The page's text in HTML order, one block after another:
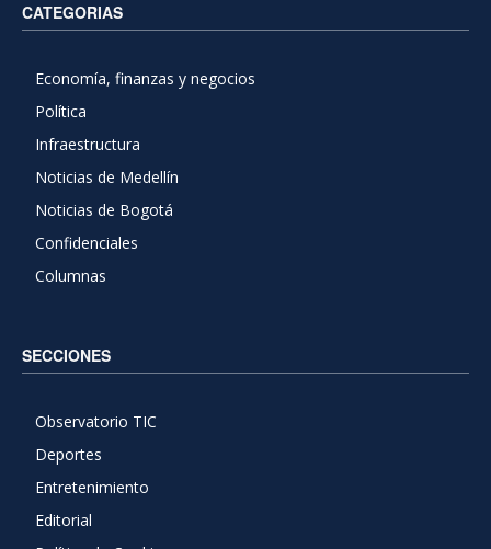
CATEGORIAS
Economía, finanzas y negocios
Política
Infraestructura
Noticias de Medellín
Noticias de Bogotá
Confidenciales
Columnas
SECCIONES
Observatorio TIC
Deportes
Entretenimiento
Editorial